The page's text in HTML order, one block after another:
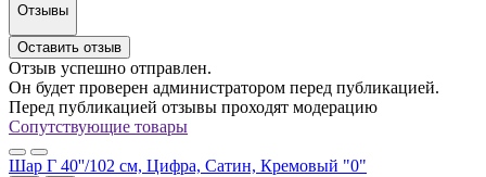
Отзывы
Оставить отзыв
Отзыв успешно отправлен.
Он будет проверен администратором перед публикацией.
Перед публикацией отзывы проходят модерацию
Сопутствующие товары
Шар Г 40''/102 см, Цифра, Сатин, Кремовый "0"